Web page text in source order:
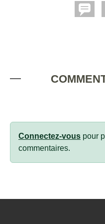
Connectez-vous pour
commentaires.